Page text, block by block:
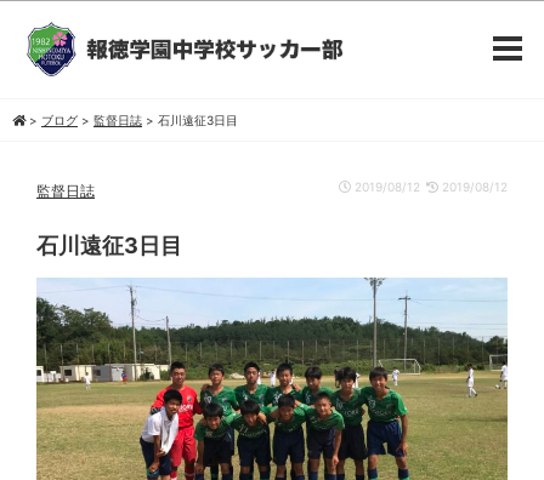
> ブログ > 監督日誌 > 石川遠征3日目
監督日誌 2019/08/12 2019/08/12
石川遠征3日目